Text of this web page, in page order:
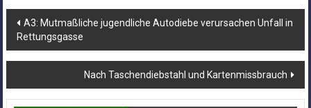
Beitragsnavigation
A3: Mutmaßliche jugendliche Autodiebe verursachen Unfall in
Rettungsgasse
Nach Taschendiebstahl und Kartenmissbrauch